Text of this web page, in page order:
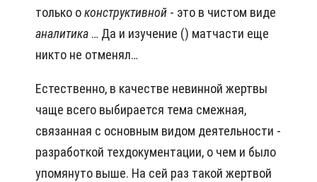
только оконструктивной - это в чистом виде
аналитика … Да и изучение () матчасти еще
никто не отменял…
Естественно, в качестве невинной жертвы
чаще всего выбирается тема смежная,
связанная с основным видом деятельности -
разработкой техдокументации, о чем и было
упомянуто выше. На сей раз такой жертвой